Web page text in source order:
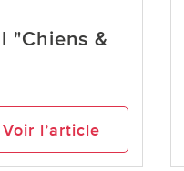
"Chiens &
Voir l’article